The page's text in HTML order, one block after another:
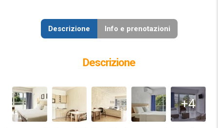
Descrizione Info e prenotazioni
Descrizione
+4